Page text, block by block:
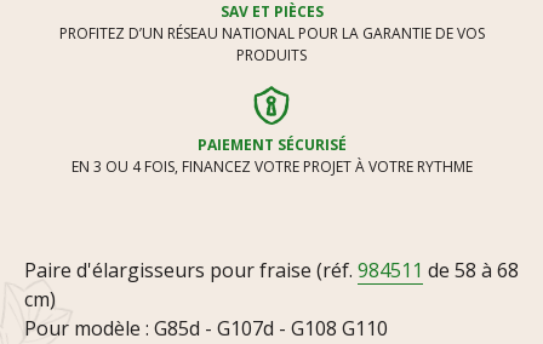
SAV ET PIÈCES
PROFITEZ D’UN RÉSEAU NATIONAL POUR LA GARANTIE DE VOS
PRODUITS
PAIEMENT SÉCURISÉ
EN 3 OU 4 FOIS, FINANCEZ VOTRE PROJET À VOTRE RYTHME
Paire d'élargisseurs pour fraise (réf. 984511 de 58 à 68
cm)
Pour modèle : G85d - G107d - G108 G110